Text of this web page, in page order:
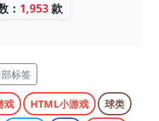
： 1,953款
标签
戏 HTML小游戏
球类